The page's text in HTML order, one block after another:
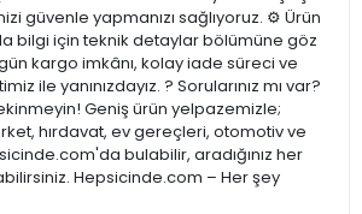
güvenle yapmanızı sağlıyoruz. ⚙️ Ürün
bilgi için teknik detaylar bölümüne göz
kargo imkânı, kolay iade süreci ve
ile yanınızdayız. ? Sorularınız mı var?
Geniş ürün yelpazemizle;
hırdavat, ev gereçleri, otomotiv ve
bulabilir, aradığınız her
Hepsicinde.com – Her şey